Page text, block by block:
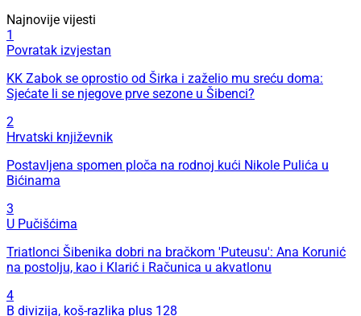
Najnovije vijesti
1
Povratak izvjestan
KK Zabok se oprostio od Širka i zaželio mu sreću doma:
Sjećate li se njegove prve sezone u Šibenci?
2
Hrvatski književnik
Postavljena spomen ploča na rodnoj kući Nikole Pulića u
Bićinama
3
U Pučišćima
Triatlonci Šibenika dobri na bračkom 'Puteusu': Ana Korunić
na postolju, kao i Klarić i Računica u akvatlonu
4
B divizija, koš-razlika plus 128